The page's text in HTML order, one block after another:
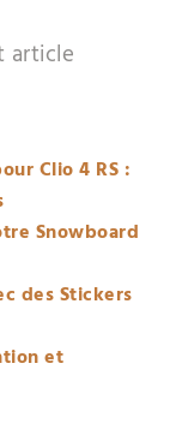
article
Clio 4 RS :
Snowboard
des Stickers
et